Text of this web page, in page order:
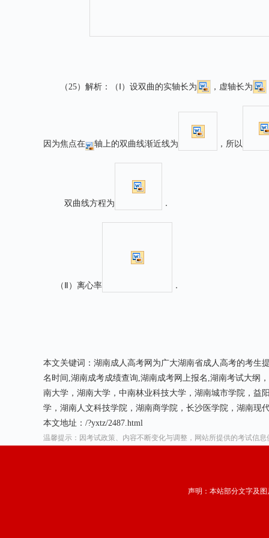
（25） 解析： （ Ⅰ）设双曲的实轴长为 ，虚轴长为
因为焦点在 轴上的双曲线渐近线为 ，所以
双曲线方程为 ．
（ Ⅱ）离心率 ．
本文关键词：湖南成人高考网为广大湖南省成人高考的考生
名时间,湖南成考成绩查询,湖南成考网上报名,湖南考试大纲
南大学，湖南大学，中南林业科技大学，湖南城市学院，益
学，湖南人文科技学院，湖南商学院，长沙医学院，湖南现
本文地址：/?yxtz/2487.html
温馨提示：因考试政策、内容不断变化与调整，网站所提供的考试信
声明：本站部分文字及图